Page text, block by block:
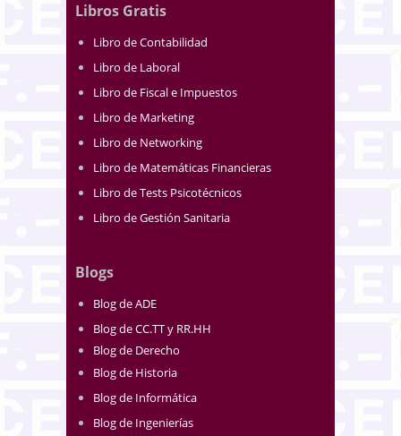
Libros Gratis
Libro de Contabilidad
Libro de Laboral
Libro de Fiscal e Impuestos
Libro de Marketing
Libro de Networking
Libro de Matemáticas Financieras
Libro de Tests Psicotécnicos
Libro de Gestión Sanitaria
Blogs
Blog de ADE
Blog de CC.TT y RR.HH
Blog de Derecho
Blog de Historia
Blog de Informática
Blog de Ingenierías